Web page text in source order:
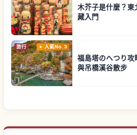
木芥子是什麼？東
藏入門
旅行 人氣No.3
福島塔のへつり攻
與吊橋溪谷散步